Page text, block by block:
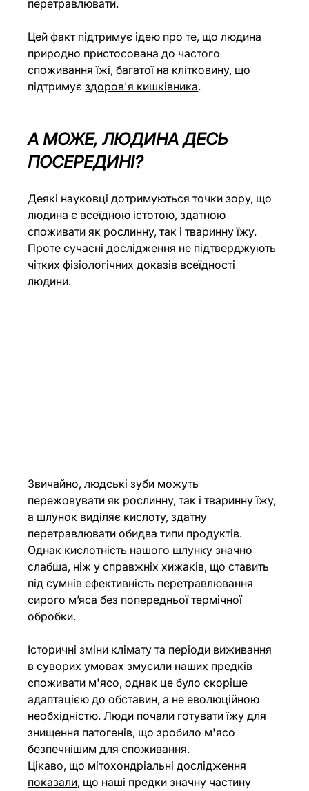
перетравлювати.
Цей факт підтримує ідею про те, що людина
природно пристосована до частого
споживання їжі, багатої на клітковину, що
підтримує здоров'я кишківника.
А МОЖЕ, ЛЮДИНА ДЕСЬ
ПОСЕРЕДИНІ?
Деякі науковці дотримуються точки зору, що
людина є всеїдною істотою, здатною
споживати як рослинну, так і тваринну їжу.
Проте сучасні дослідження не підтверджують
чітких фізіологічних доказів всеїдності
людини.
Звичайно, людські зуби можуть
пережовувати як рослинну, так і тваринну їжу,
а шлунок виділяє кислоту, здатну
перетравлювати обидва типи продуктів.
Однак кислотність нашого шлунку значно
слабша, ніж у справжніх хижаків, що ставить
під сумнів ефективність перетравлювання
сирого м’яса без попередньої термічної
обробки.
Історичні зміни клімату та періоди виживання
в суворих умовах змусили наших предків
споживати м'ясо, однак це було скоріше
адаптацією до обставин, а не еволюційною
необхідністю. Люди почали готувати їжу для
знищення патогенів, що зробило м'ясо
безпечнішим для споживання.
Цікаво, що мітохондріальні дослідження
показали, що наші предки значну частину